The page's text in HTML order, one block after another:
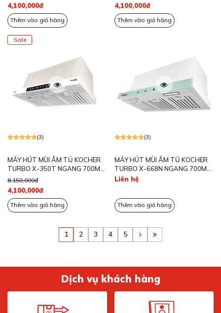
4,100,000đ
Thêm vào giỏ hàng
4,100,000đ
Thêm vào giỏ hàng
Sale
(3)
MÁY HÚT MÙI ÂM TỦ KOCHER
TURBO X-350T NGANG 700MM
MÀU TRẮNG
8,150,000đ
4,100,000đ
Thêm vào giỏ hàng
(3)
MÁY HÚT MÙI ÂM TỦ KOCHER
TURBO X-668N NGANG 700MM
MÀU NGỌC TRAI
Liên hệ
Thêm vào giỏ hàng
1 2 3 4 5
Dịch vụ khách hàng